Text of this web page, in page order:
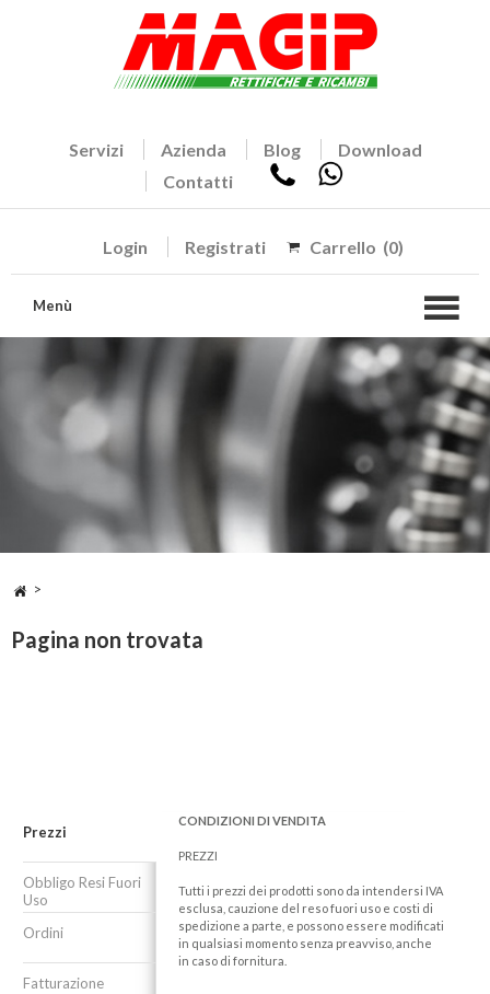
Servizi Azienda Blog
Download
Contatti
Login Registrati Carrello (0)
Menù
>
Pagina non trovata
Prezzi
Obbligo Resi Fuori
Uso
Ordini
Fatturazione
CONDIZIONI DI VENDITA
PREZZI
Tutti i prezzi dei prodotti sono da intendersi IVA
esclusa, cauzione del reso fuori uso e costi di
spedizione a parte, e possono essere modificati
in qualsiasi momento senza preavviso, anche
in caso di fornitura.